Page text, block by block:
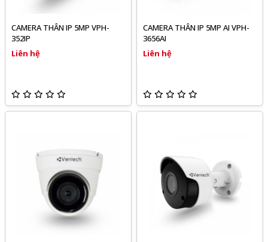
CAMERA THÂN IP 5MP VPH-
352IP
Liên hệ
CAMERA THÂN IP 5MP AI VPH-
3656AI
Liên hệ